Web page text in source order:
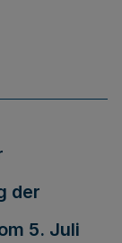
der
5. Juli